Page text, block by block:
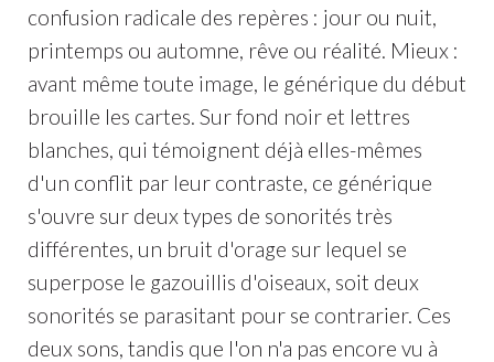
confusion radicale des repères : jour ou nuit,
printemps ou automne, rêve ou réalité. Mieux :
avant même toute image, le générique du début
brouille les cartes. Sur fond noir et lettres
blanches, qui témoignent déjà elles-mêmes
d'un conflit par leur contraste, ce générique
s'ouvre sur deux types de sonorités très
différentes, un bruit d'orage sur lequel se
superpose le gazouillis d'oiseaux, soit deux
sonorités se parasitant pour se contrarier. Ces
deux sons, tandis que l'on n'a pas encore vu à